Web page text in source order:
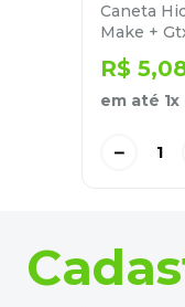
Caneta
Make +
R$ 5,
em até 1x
－